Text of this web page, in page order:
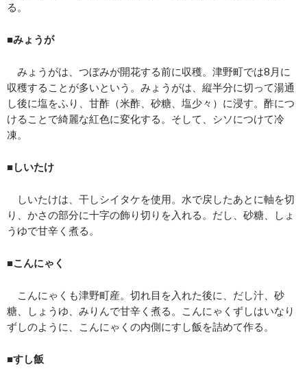
る。
■みょうが
みょうがは、つぼみが開花する前に収穫。津野町では8月に
収穫することが多いという。みょうがは、縦半分に切って湯通
し後に塩をふり、甘酢（米酢、砂糖、塩少々）に浸す。酢につ
けることで綺麗な紅色に変化する。そして、シソにつけて冷
凍。
■しいたけ
しいたけは、干しシイタケを使用。水で戻したあとに軸を切
り、かさの部分に十字の飾り切りを入れる。だし、砂糖、しょ
うゆで甘辛く煮る。
■こんにゃく
こんにゃくも津野町産。切れ目を入れた後に、だし汁、砂
糖、しょうゆ、みりんで甘辛く煮る。こんにゃくずしはいなり
ずしのように、こんにゃくの内側にすし飯を詰めて作る。
■すし飯